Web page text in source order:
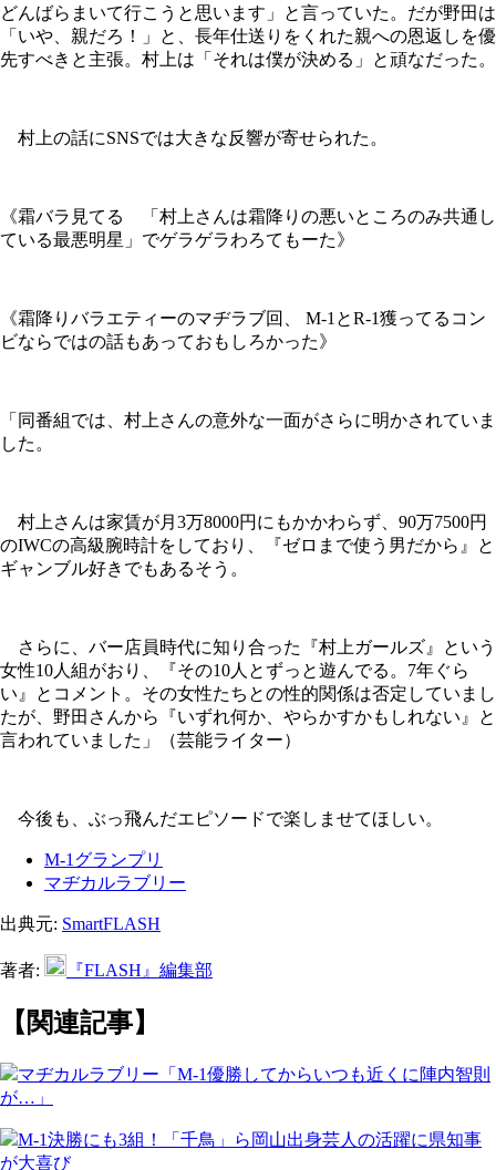
どんばらまいて行こうと思います」と言っていた。だが野田は
「いや、親だろ！」と、長年仕送りをくれた親への恩返しを優
先すべきと主張。村上は「それは僕が決める」と頑なだった。
村上の話にSNSでは大きな反響が寄せられた。
《霜バラ見てる 「村上さんは霜降りの悪いところのみ共通し
ている最悪明星」でゲラゲラわろてもーた》
《霜降りバラエティーのマヂラブ回、 M-1とR-1獲ってるコン
ビならではの話もあっておもしろかった》
「同番組では、村上さんの意外な一面がさらに明かされていま
した。
村上さんは家賃が月3万8000円にもかかわらず、90万7500円
のIWCの高級腕時計をしており、『ゼロまで使う男だから』と
ギャンブル好きでもあるそう。
さらに、バー店員時代に知り合った『村上ガールズ』という
女性10人組がおり、『その10人とずっと遊んでる。7年ぐら
い』とコメント。その女性たちとの性的関係は否定していまし
たが、野田さんから『いずれ何か、やらかすかもしれない』と
言われていました」（芸能ライター）
今後も、ぶっ飛んだエピソードで楽しませてほしい。
M-1グランプリ
マヂカルラブリー
出典元: SmartFLASH
著者: 『FLASH』編集部
【関連記事】
マヂカルラブリー「M-1優勝してからいつも近くに陣内智則
が…」
M-1決勝にも3組！「千鳥」ら岡山出身芸人の活躍に県知事
が大喜び